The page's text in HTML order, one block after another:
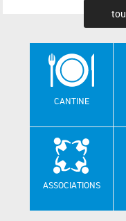
CANTINE
ASSOCIATIONS